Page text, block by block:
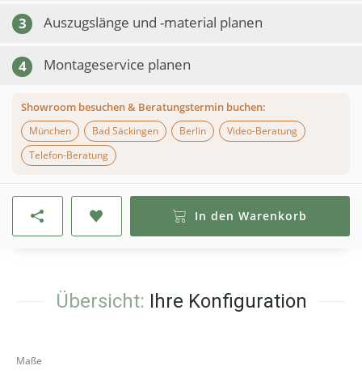
3 Auszugslänge und -material planen
4 Montageservice planen
Showroom besuchen & Beratungstermin buchen:
München
Bad Säckingen Berlin
Video-Beratung
Telefon-Beratung
In den Warenkorb
Übersicht: Ihre Konfiguration
Maße